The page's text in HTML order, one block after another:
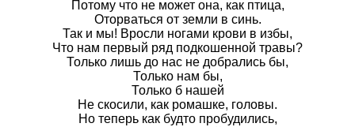
Потому что не может она, как птица,
Оторваться от земли в синь.
Так и мы! Вросли ногами крови в избы,
Что нам первый ряд подкошенной травы?
Только лишь до нас не добрались бы,
Только нам бы,
Только б нашей
Не скосили, как ромашке, головы.
Но теперь как будто пробудились,